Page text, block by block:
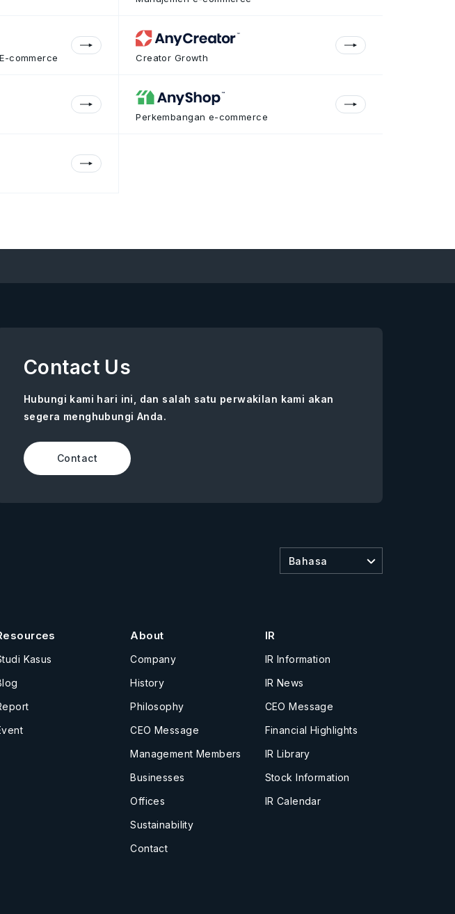
commerce Creator Growth
Perkembangan e-commerce
Contact Us
Hubungi kami hari ini, dan salah satu perwakilan kami akan
segera menghubungi Anda.
Contact
Bahasa
Kasus
About
Company
History
Philosophy
CEO Message
Management Members
Businesses
Offices
Sustainability
Contact
IR
IR Information
IR News
CEO Message
Financial Highlights
IR Library
Stock Information
IR Calendar